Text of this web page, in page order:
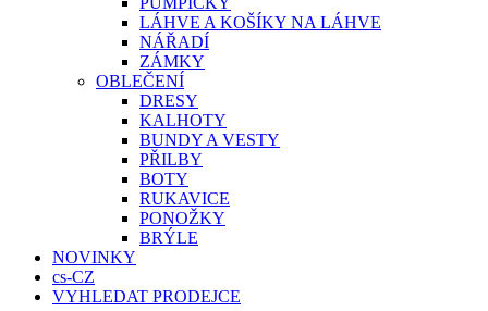
LÁHVE A KOŠÍKY NA LÁHVE
NÁŘADÍ
ZÁMKY
OBLEČENÍ
DRESY
KALHOTY
BUNDY A VESTY
PŘILBY
BOTY
RUKAVICE
PONOŽKY
BRÝLE
NOVINKY
cs-CZ
VYHLEDAT PRODEJCE